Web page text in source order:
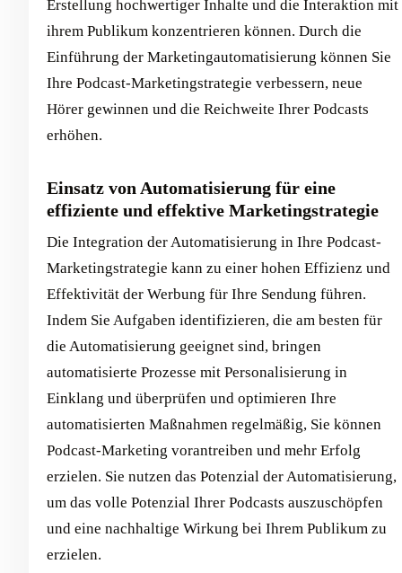
Erstellung hochwertiger Inhalte und die Interaktion mit
ihrem Publikum konzentrieren können. Durch die
Einführung der Marketingautomatisierung können Sie
Ihre Podcast-Marketingstrategie verbessern, neue
Hörer gewinnen und die Reichweite Ihrer Podcasts
erhöhen.
Einsatz von Automatisierung für eine
effiziente und effektive Marketingstrategie
Die Integration der Automatisierung in Ihre Podcast-
Marketingstrategie kann zu einer hohen Effizienz und
Effektivität der Werbung für Ihre Sendung führen.
Indem Sie Aufgaben identifizieren, die am besten für
die Automatisierung geeignet sind, bringen
automatisierte Prozesse mit Personalisierung in
Einklang und überprüfen und optimieren Ihre
automatisierten Maßnahmen regelmäßig, Sie können
Podcast-Marketing vorantreiben und mehr Erfolg
erzielen. Sie nutzen das Potenzial der Automatisierung,
um das volle Potenzial Ihrer Podcasts auszuschöpfen
und eine nachhaltige Wirkung bei Ihrem Publikum zu
erzielen.